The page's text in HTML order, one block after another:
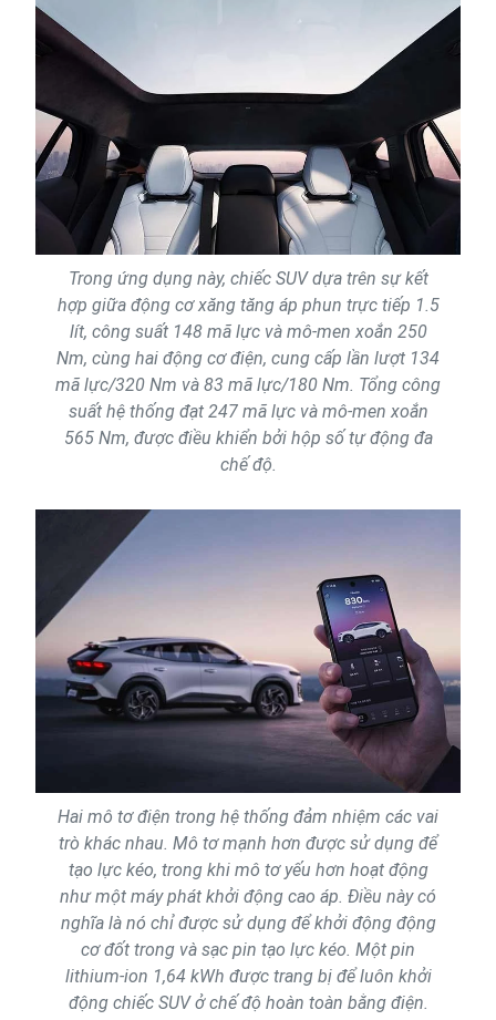
Trong ứng dụng này, chiếc SUV dựa trên sự kết
hợp giữa động cơ xăng tăng áp phun trực tiếp 1.5
lít, công suất 148 mã lực và mô-men xoắn 250
Nm, cùng hai động cơ điện, cung cấp lần lượt 134
mã lực/320 Nm và 83 mã lực/180 Nm. Tổng công
suất hệ thống đạt 247 mã lực và mô-men xoắn
565 Nm, được điều khiển bởi hộp số tự động đa
chế độ.
Hai mô tơ điện trong hệ thống đảm nhiệm các vai
trò khác nhau. Mô tơ mạnh hơn được sử dụng để
tạo lực kéo, trong khi mô tơ yếu hơn hoạt động
như một máy phát khởi động cao áp. Điều này có
nghĩa là nó chỉ được sử dụng để khởi động động
cơ đốt trong và sạc pin tạo lực kéo. Một pin
lithium-ion 1,64 kWh được trang bị để luôn khởi
động chiếc SUV ở chế độ hoàn toàn bằng điện.